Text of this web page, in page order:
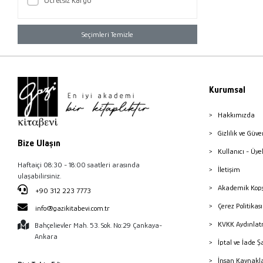
Gülfettin Çelik
İbrahim Arslan
Kartal Batuhan Olkan
Neslihan Kuran
Nurgül Tezcan Kardaş
Ozan Örmeci
Raşit Asıl
Sevgül Türkmenoğlu
Seçimleri Temizle
Bize Ulaşın
Haftaiçi 08:30 - 18:00 saatleri arasında
ulaşabilirsiniz.
+90 312 223 7773
info@gazikitabevi.com.tr
Bahçelievler Mah. 53. Sok. No:29 Çankaya-
Ankara
Kurumsal
Hakkımızda
Gizlilik ve
Kullanıcı -
İletişim
Akademik
Çerez
KVKK
İptal ve İade
İnsan